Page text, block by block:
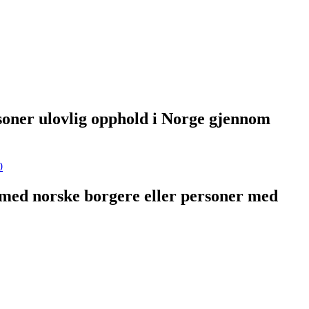
ulovlig opphold i Norge gjennom
norske borgere eller personer med